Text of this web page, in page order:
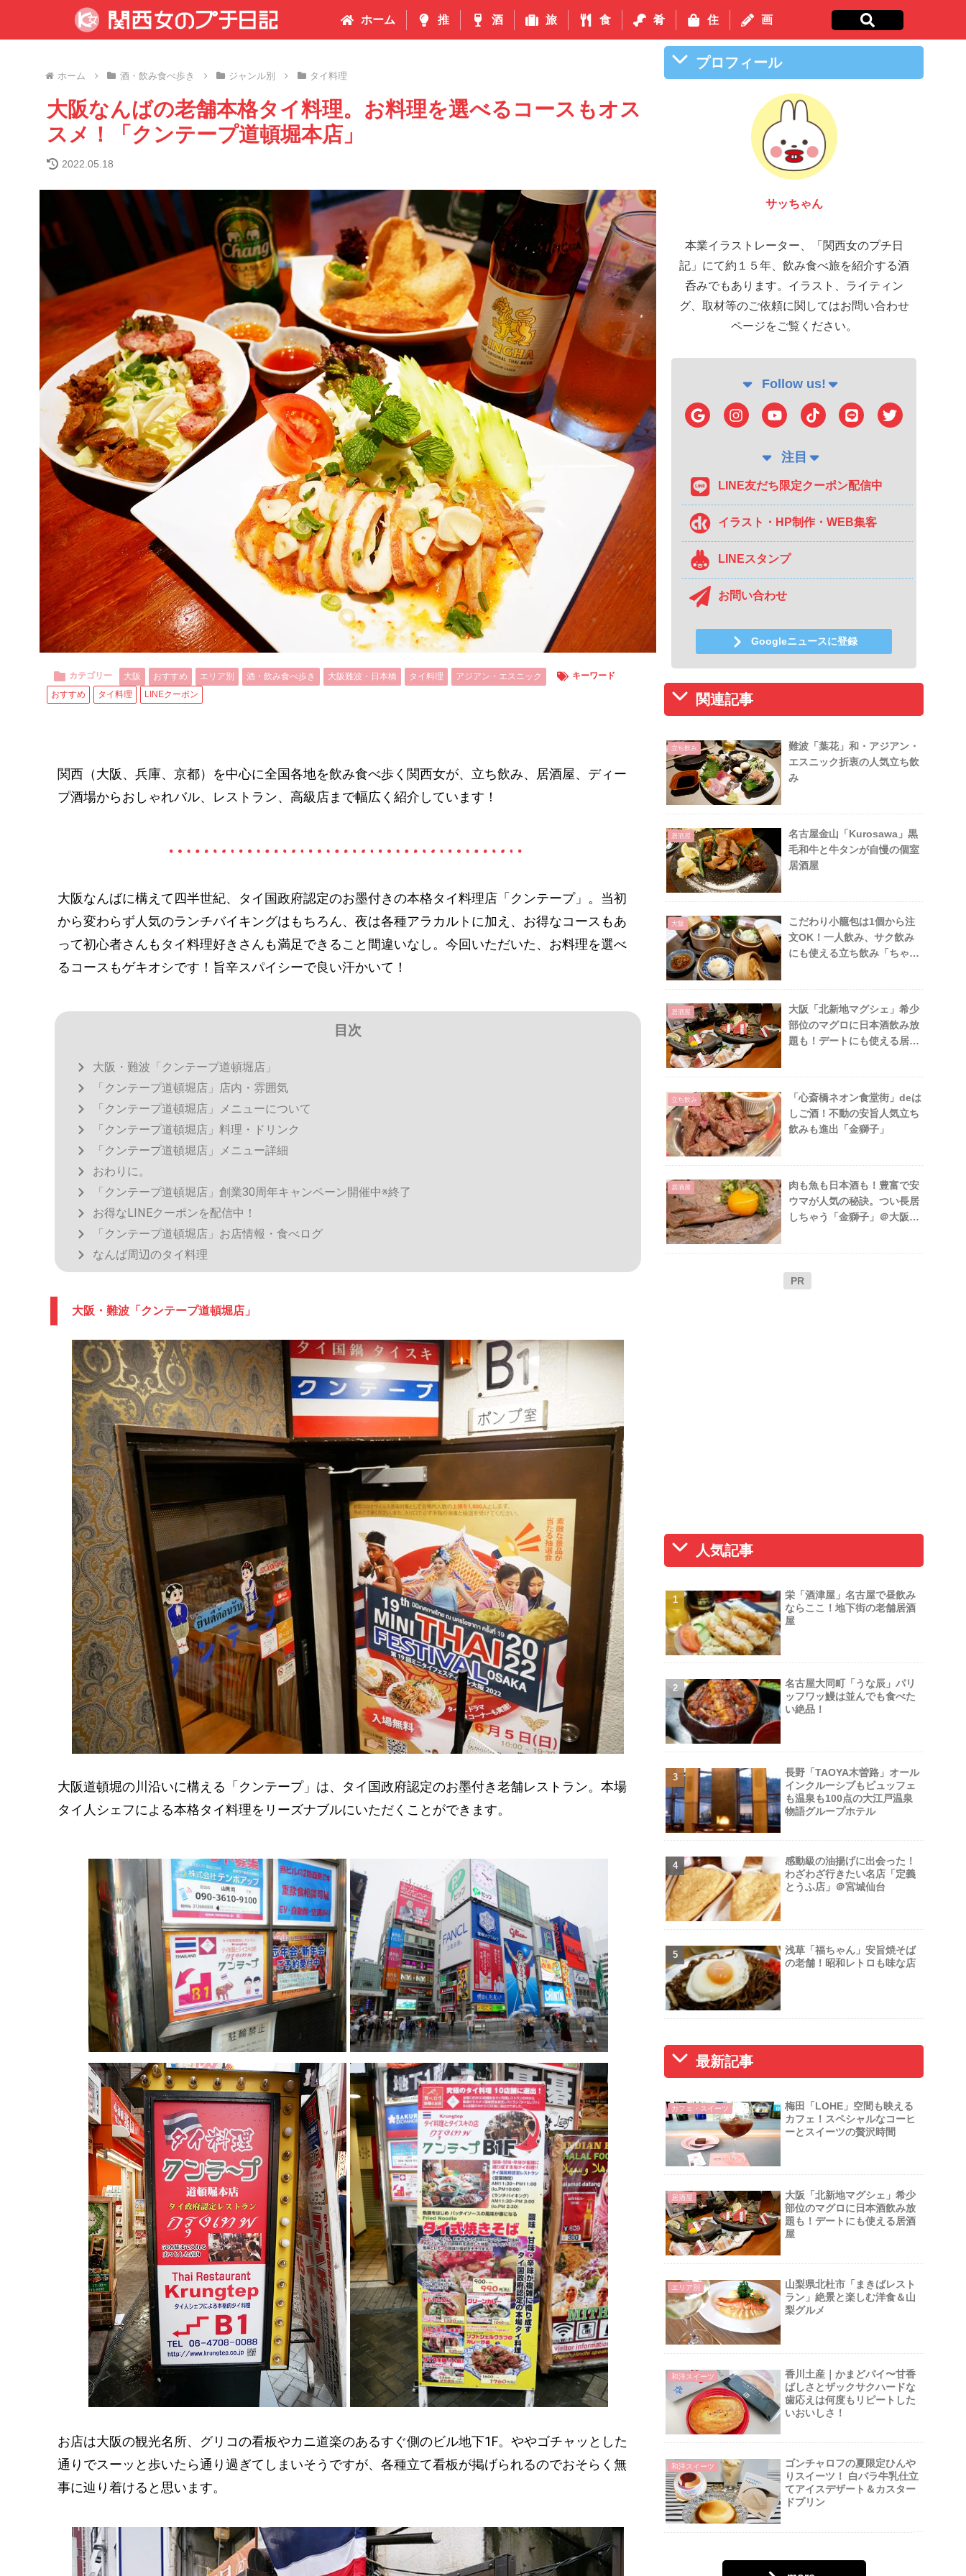
ホーム 推 酒 旅 食 肴 住 画
ホーム 酒・飲み食べ歩き ジャンル別 タイ料理
大阪なんばの老舗本格タイ料理。お料理を選べるコースもオス
スメ！「クンテープ道頓堀本店」
2022.05.18
カテゴリー 大阪 おすすめ エリア別 酒・飲み食べ歩き 大阪難波・日本橋 タイ料理 アジアン・エスニック
キーワード
おすすめ
タイ料理 LINEクーポン
関西（大阪、兵庫、京都）を中心に全国各地を飲み食べ歩く関西女が、立ち飲み、居酒屋、ディー
プ酒場からおしゃれバル、レストラン、高級店まで幅広く紹介しています！
大阪なんばに構えて四半世紀、タイ国政府認定のお墨付きの本格タイ料理店「クンテープ」。当初
から変わらず人気のランチバイキングはもちろん、夜は各種アラカルトに加え、お得なコースもあ
って初心者さんもタイ料理好きさんも満足できること間違いなし。今回いただいた、お料理を選べ
るコースもゲキオシです！旨辛スパイシーで良い汗かいて！
目次
大阪・難波「クンテープ道頓堀店」
「クンテープ道頓堀店」店内・雰囲気
「クンテープ道頓堀店」メニューについて
「クンテープ道頓堀店」料理・ドリンク
「クンテープ道頓堀店」メニュー詳細
おわりに。
「クンテープ道頓堀店」創業30周年キャンペーン開催中※終了
お得なLINEクーポンを配信中！
「クンテープ道頓堀店」お店情報・食べログ
なんば周辺のタイ料理
大阪・難波「クンテープ道頓堀店」
大阪道頓堀の川沿いに構える「クンテープ」は、タイ国政府認定のお墨付き老舗レストラン。本場
タイ人シェフによる本格タイ料理をリーズナブルにいただくことができます。
お店は大阪の観光名所、グリコの看板やカニ道楽のあるすぐ側のビル地下1F。ややゴチャッとした
通りでスーッと歩いたら通り過ぎてしまいそうですが、各種立て看板が掲げられるのでおそらく無
事に辿り着けると思います。
プロフィール
サッちゃん
本業イラストレーター、「関西女のプチ日
記」にて約１５年、飲み食べ旅を紹介する酒
呑みでもあります。イラスト、ライティン
グ、取材等のご依頼に関してはお問い合わせ
ページをご覧ください。
Follow us!
注目
LINE友だち限定クーポン配信中
イラスト・HP制作・WEB集客
LINEスタンプ
お問い合わせ
Googleニュースに登録
関連記事
立ち飲み
難波「葉花」和・アジアン・
エスニック折衷の人気立ち飲
み
居酒屋
名古屋金山「Kurosawa」黒
毛和牛と牛タンが自慢の個室
居酒屋
大阪
こだわり小籠包は1個から注
文OK！一人飲み、サク飲み
にも使える立ち飲み「ちゃび
居酒屋
大阪「北新地マグシェ」希少
部位のマグロに日本酒飲み放
題も！デートにも使える居酒
立ち飲み
「心斎橋ネオン食堂街」deは
しご酒！不動の安旨人気立ち
飲みも進出「金獅子」
居酒屋
肉も魚も日本酒も！豊富で安
ウマが人気の秘訣。つい長居
しちゃう「金獅子」＠大阪心
PR
人気記事
栄「酒津屋」名古屋で昼飲み
ならここ！地下街の老舗居酒
屋
名古屋大同町「うな辰」パリ
ッフワッ鰻は並んでも食べた
い絶品！
長野「TAOYA木曽路」オール
インクルーシブもビュッフェ
も温泉も100点の大江戸温泉
物語グループホテル
感動級の油揚げに出会った！
わざわざ行きたい名店「定義
とうふ店」＠宮城仙台
浅草「福ちゃん」安旨焼そば
の老舗！昭和レトロも味な店
最新記事
カフェ・スイーツ
梅田「LOHE」空間も映える
カフェ！スペシャルなコーヒ
ーとスイーツの贅沢時間
居酒屋
大阪「北新地マグシェ」希少
部位のマグロに日本酒飲み放
題も！デートにも使える居酒
屋
エリア別
山梨県北杜市「まきばレスト
ラン」絶景と楽しむ洋食＆山
梨グルメ
和洋スイーツ
香川土産｜かまどパイ〜甘香
ばしさとザックサクハードな
歯応えは何度もリピートした
いおいしさ！
和洋スイーツ
ゴンチャロフの夏限定ひんや
りスイーツ！ 白バラ牛乳仕立
てアイスデザート＆カスター
ドプリン